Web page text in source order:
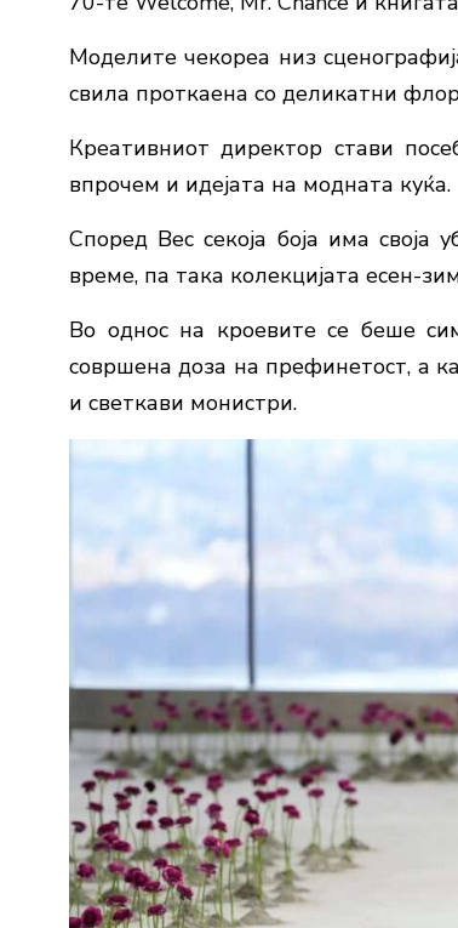
Моделите чекореа низ
свила проткаена со деликатни
Креативниот директор стави
впрочем и идејата на модната куќа.
Според Вес секоја боја има
време, па така колекцијата есен-
Во однос на кроевите се беше
совршена доза на префинетост, а
и светкави монистри.